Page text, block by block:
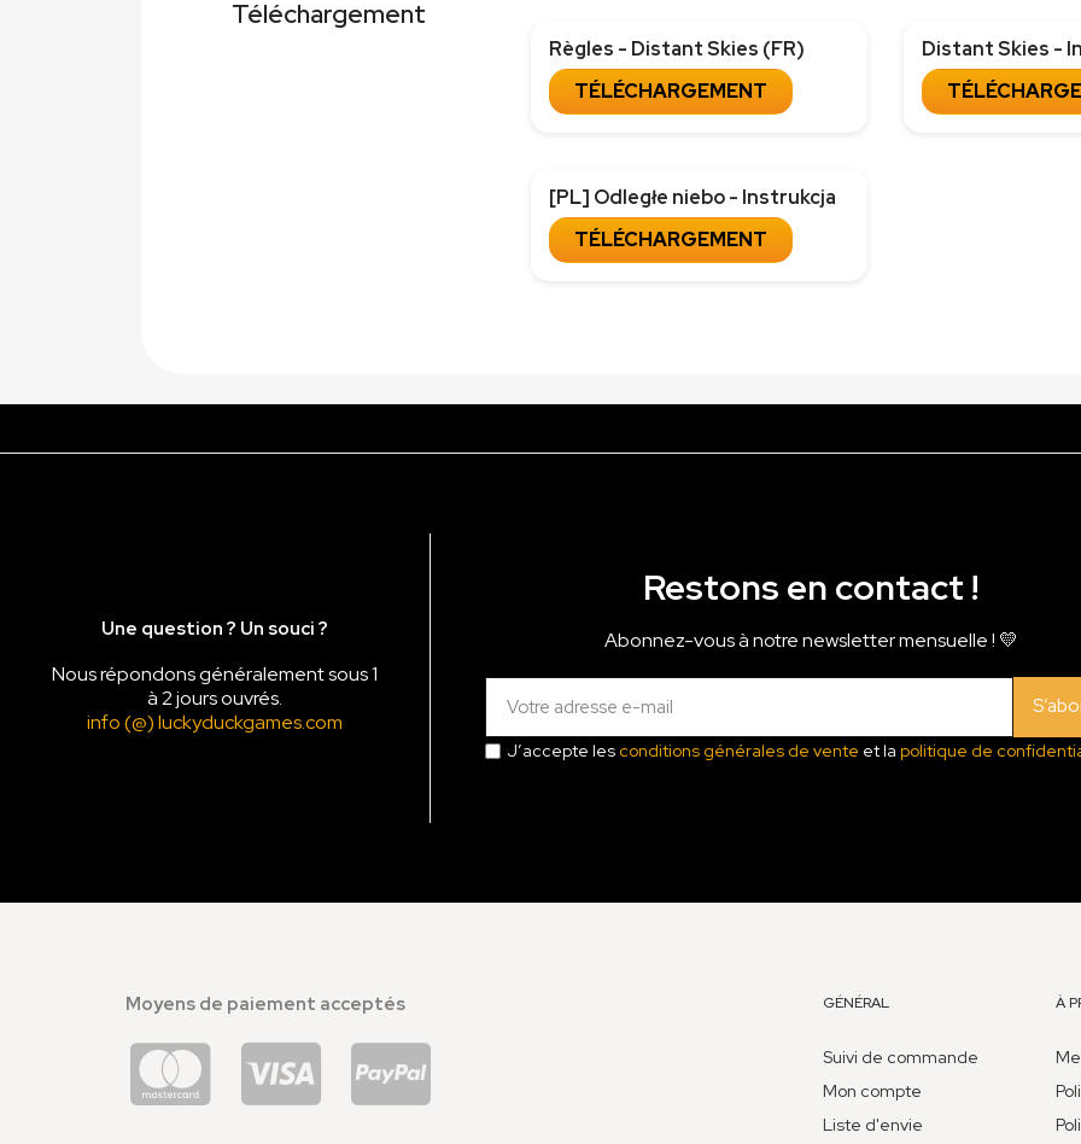
Téléchargement
Règles - Distant Skies (FR)
TÉLÉCHARGEMENT
Distant Skies -
[PL] Odległe niebo - Instrukcja
TÉLÉCHARGEMENT
Une question ? Un souci ?
Nous répondons généralement sous 1
à 2 jours ouvrés.
info (@) luckyduckgames.com
Restons en contact !
Abonnez-vous à notre newsletter mensuelle ! 💛
J’accepte les conditions générales de vente et la politique de
Moyens de paiement acceptés GÉNÉRAL
Suivi de commande
Mon compte
Liste d'envie
À